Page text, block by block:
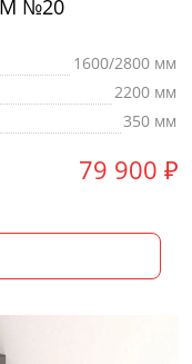
№20
1600/2800 мм
2200 мм
350 мм
79 900 ₽